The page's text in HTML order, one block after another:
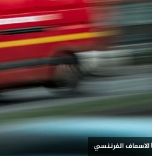
الاسعاف الفرننسي